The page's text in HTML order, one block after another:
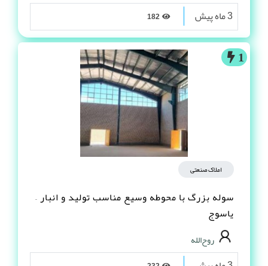
3 ماه پیش
1
املاک صنعتی
سوله بزرگ با محوطه وسیع مناسب تولید و انبار –
یاسوج
روح‌الله